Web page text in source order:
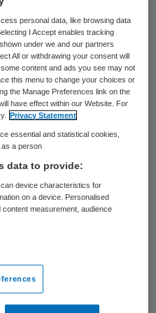
een gesloten
mensen met
In de
patiënten niet
De nieuwe kliniek
en
begeleiding en
meervoudige
en forensisch
personal data, like browsing data
I Accept enables tracking
under we and our partners
All or withdrawing your consent will
content and ads you see may not
this menu to change your choices or
the Manage Preferences link on the
have effect within our Website. For
Privacy Statement
essential and statistical cookies,
a person
data to provide:
device characteristics for
on a device. Personalised
measurement, audience